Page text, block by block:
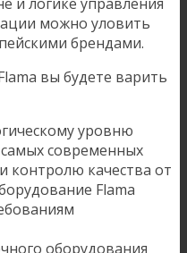
можно уловить
брендами.
вы будете варить
уровню
современных
контролю качества от
Flama
оборудования